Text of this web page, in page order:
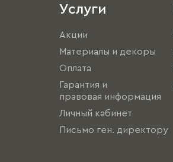
Услуги
Акции
Материалы и декоры
Оплата
Гарантия и
правовая информация
Личный кабинет
Письмо ген. директору